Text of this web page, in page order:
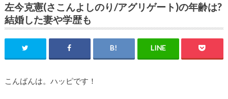
左今克憲(さこんよしのり/アグリゲート)の年齢は?
結婚した妻や学歴も
こんばんは。ハッピです！